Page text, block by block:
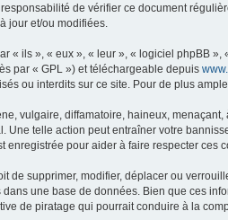
de vérifier ce document
jour et/ou modifiées.
« ils », « eux », « leur », « logiciel phpBB
par « GPL ») et téléchargeable depuis
ou interdits sur ce site. Pour de plus
vulgaire, diffamatoire, haineux,
telle action peut entraîner votre
enregistrée pour aider à faire respecter ces
de supprimer, modifier, déplacer ou
une base de données. Bien que ces
de piratage qui pourrait conduire à la